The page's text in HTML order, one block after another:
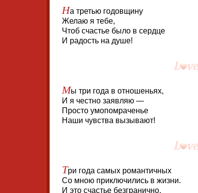
На третью годовщину
Желаю я тебе,
Чтоб счастье было в сердце
И радость на душе!
Мы три года в отношеньях,
И я честно заявляю —
Просто умопомраченье
Наши чувства вызывают!
Три года самых романтичных
Со мною приключились в жизни.
И это счастье безгранично,